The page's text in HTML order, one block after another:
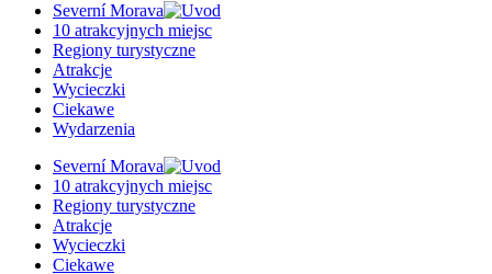
Severní Morava
10 atrakcyjnych miejsc
Regiony turystyczne
Atrakcje
Wycieczki
Ciekawe
Wydarzenia
Severní Morava
10 atrakcyjnych miejsc
Regiony turystyczne
Atrakcje
Wycieczki
Ciekawe